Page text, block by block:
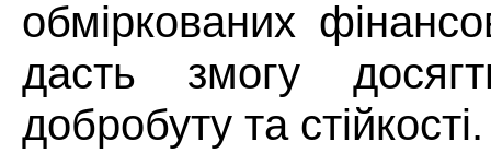
обміркованих
дасть змогу
добробуту та стійкості.